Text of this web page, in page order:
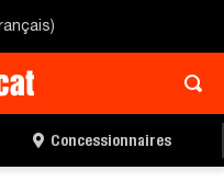
Concessionnaires